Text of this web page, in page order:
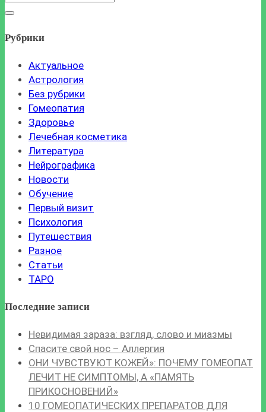
Рубрики
Актуальное
Астрология
Без рубрики
Гомеопатия
Здоровье
Лечебная косметика
Литература
Нейрографика
Новости
Обучение
Первый визит
Психология
Путешествия
Разное
Статьи
ТАРО
Последние записи
Невидимая зараза: взгляд, слово и миазмы
Спасите свой нос – Аллергия
ОНИ ЧУВСТВУЮТ КОЖЕЙ»: ПОЧЕМУ ГОМЕОПАТ
ЛЕЧИТ НЕ СИМПТОМЫ, А «ПАМЯТЬ
ПРИКОСНОВЕНИЙ»
10 ГОМЕОПАТИЧЕСКИХ ПРЕПАРАТОВ ДЛЯ